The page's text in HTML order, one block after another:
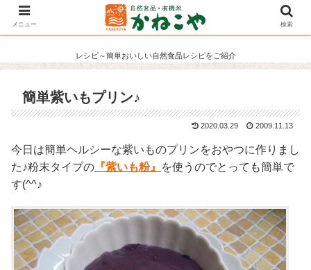
レシピ～簡単おいしい自然食品レシピをご紹介
簡単紫いもプリン♪
2020.03.29 2009.11.13
今日は簡単ヘルシーな紫いものプリンをおやつに作りまし
た♪粉末タイプの 『紫いも粉』
を使うのでとっても簡単で
す(^^♪
メニュー 検索